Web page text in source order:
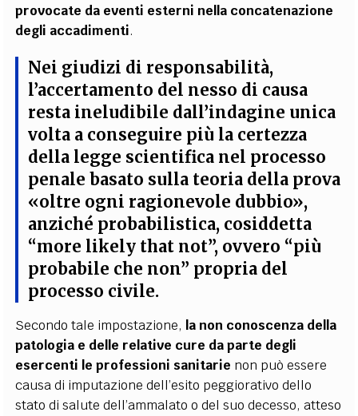
provocate da eventi esterni nella concatenazione
degli accadimenti.
Nei giudizi di responsabilità,
l’accertamento del nesso di causa
resta ineludibile dall’indagine unica
volta a conseguire più la certezza
della legge scientifica nel processo
penale basato sulla teoria della prova
«oltre ogni ragionevole dubbio»,
anziché probabilistica, cosiddetta
“more likely that not”, ovvero “più
probabile che non” propria del
processo civile.
Secondo tale impostazione, la non conoscenza della
patologia e delle relative cure da parte degli
esercenti le professioni sanitarie non può essere
causa di imputazione dell’esito peggiorativo dello
stato di salute dell’ammalato o del suo decesso, atteso